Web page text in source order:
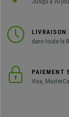
LIVRAISON
dans toute la
PAIEMENT
Visa,